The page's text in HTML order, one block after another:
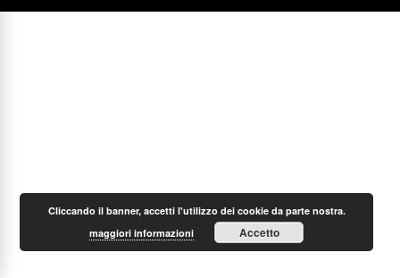
Cliccando il banner, accetti l'utilizzo dei cookie da parte nostra.
maggiori informazioni
Accetto